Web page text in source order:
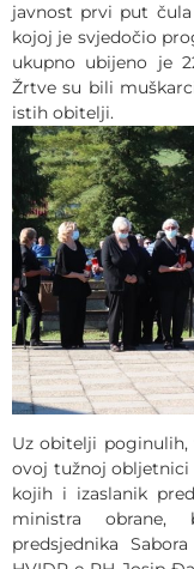
javnost prvi put
kojoj je svjedočio
ukupno ubijeno je
Žrtve su bili
istih obitelji.
Uz obitelji poginulih,
ovoj tužnoj obljetnici
kojih i izaslanik
ministra obrane,
predsjednika